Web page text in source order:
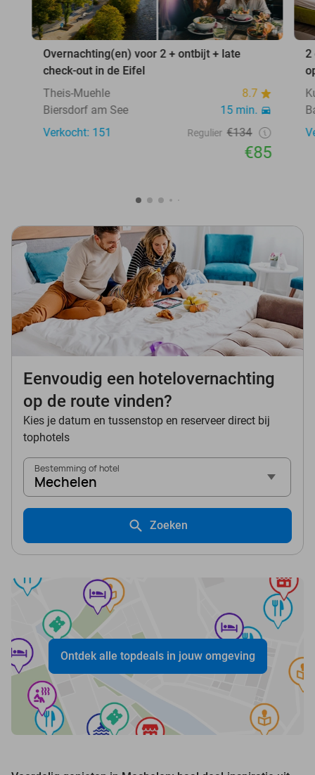
Overnachting(en) voor 2 + ontbijt + late
check-out in de Eifel
Theis-Muehle
8.7
Biersdorf am See
15 min.
Verkocht: 151
Regulier €134
€85
2
Eenvoudig een hotelovernachting
op de route vinden?
Kies je datum en tussenstop en reserveer direct bij
tophotels
Bestemming of hotel
Mechelen
Zoeken
Ontdek alle topdeals in jouw omgeving